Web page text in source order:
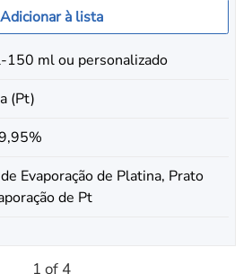
Adicionar à lista
150 ml ou personalizado
(Pt)
Evaporação de Platina, Prato
de Pt
1 of 4